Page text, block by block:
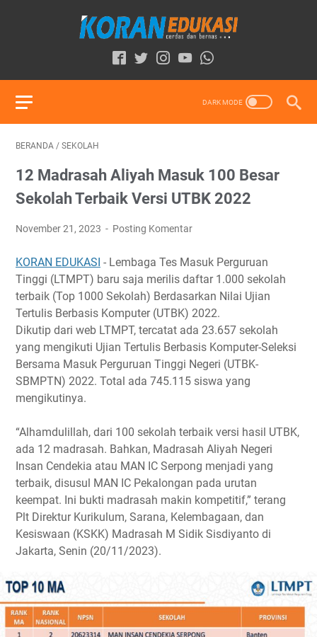
BERANDA / SEKOLAH
12 Madrasah Aliyah Masuk 100 Besar
Sekolah Terbaik Versi UTBK 2022
November 21, 2023 Posting Komentar
KORAN EDUKASI - Lembaga Tes Masuk Perguruan
Tinggi (LTMPT) baru saja merilis daftar 1.000 sekolah
terbaik (Top 1000 Sekolah) Berdasarkan Nilai Ujian
Tertulis Berbasis Komputer (UTBK) 2022.
Dikutip dari web LTMPT, tercatat ada 23.657 sekolah
yang mengikuti Ujian Tertulis Berbasis Komputer-Seleksi
Bersama Masuk Perguruan Tinggi Negeri (UTBK-
SBMPTN) 2022. Total ada 745.115 siswa yang
mengikutinya.
“Alhamdulillah, dari 100 sekolah terbaik versi hasil UTBK,
ada 12 madrasah. Bahkan, Madrasah Aliyah Negeri
Insan Cendekia atau MAN IC Serpong menjadi yang
terbaik, disusul MAN IC Pekalongan pada urutan
keempat. Ini bukti madrasah makin kompetitif,” terang
Plt Direktur Kurikulum, Sarana, Kelembagaan, dan
Kesiswaan (KSKK) Madrasah M Sidik Sisdiyanto di
Jakarta, Senin (20/11/2023).